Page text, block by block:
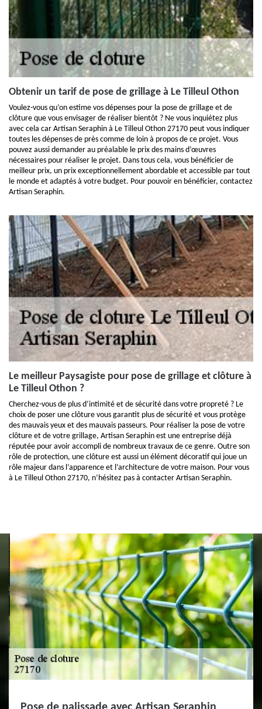
Obtenir un tarif de pose de grillage à Le Tilleul Othon
Voulez-vous qu’on estime vos dépenses pour la pose de grillage et de
clôture que vous envisager de réaliser bientôt ? Ne vous inquiétez plus
avec cela car Artisan Seraphin à Le Tilleul Othon 27170 peut vous indiquer
toutes les dépenses de près comme de loin à propos de ce projet. Vous
pouvez aussi demander au préalable le prix des mains d’œuvres
nécessaires pour réaliser le projet. Dans tous cela, vous bénéficier de
meilleur prix, un prix exceptionnellement abordable et accessible par tout
le monde et adaptés à votre budget. Pour pouvoir en bénéficier, contactez
Artisan Seraphin.
Le meilleur Paysagiste pour pose de grillage et clôture à
Le Tilleul Othon ?
Cherchez-vous de plus d’intimité et de sécurité dans votre propreté ? Le
choix de poser une clôture vous garantit plus de sécurité et vous protège
des mauvais yeux et des mauvais passeurs. Pour réaliser la pose de votre
clôture et de votre grillage, Artisan Seraphin est une entreprise déjà
réputée pour avoir accompli de nombreux travaux de ce genre. Outre son
rôle de protection, une clôture est aussi un élément décoratif qui joue un
rôle majeur dans l’apparence et l’architecture de votre maison. Pour vous
à Le Tilleul Othon 27170, n’hésitez pas à contacter Artisan Seraphin.